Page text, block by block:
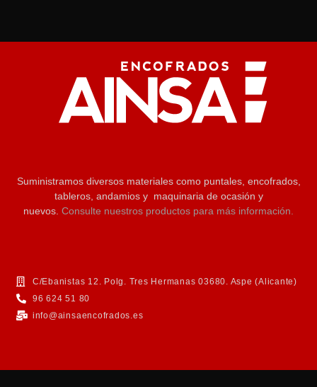
Suministramos diversos materiales como puntales, encofrados,
tableros, andamios y maquinaria de ocasión y
nuevos. Consulte nuestros productos para más información.
C/Ebanistas 12. Polg. Tres Hermanas 03680. Aspe (Alicante)
96 624 51 80
info@ainsaencofrados.es